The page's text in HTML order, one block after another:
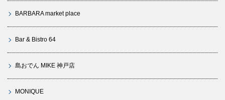
BARBARA market place
Bar & Bistro 64
島おでん MIKE 神戸店
MONIQUE